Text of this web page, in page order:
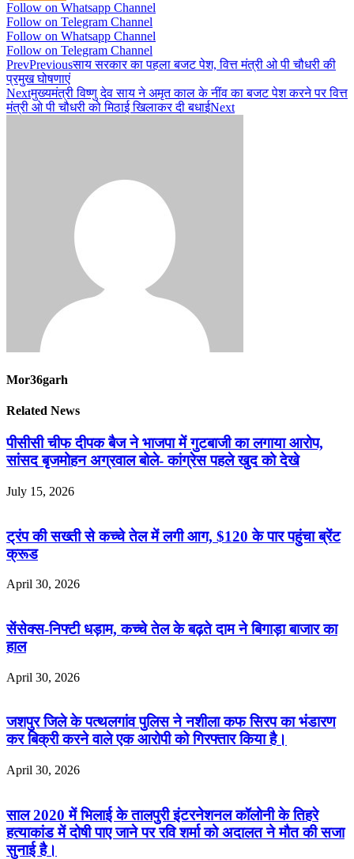
Follow on Whatsapp Channel
Follow on Telegram Channel
Follow on Whatsapp Channel
Follow on Telegram Channel
PrevPreviousसाय सरकार का पहला बजट पेश, वित्त मंत्री ओ पी चौधरी की
प्रमुख घोषणाएं
Nextमुख्यमंत्री विष्णु देव साय ने अमृत काल के नींव का बजट पेश करने पर वित्त
मंत्री ओ पी चौधरी को मिठाई खिलाकर दी बधाईNext
Mor36garh
Related News
पीसीसी चीफ दीपक बैज ने भाजपा में गुटबाजी का लगाया आरोप,
सांसद बृजमोहन अग्रवाल बोले- कांग्रेस पहले खुद को देखे
July 15, 2026
ट्रंप की सख्ती से कच्चे तेल में लगी आग, $120 के पार पहुंचा ब्रेंट
क्रूड
April 30, 2026
सेंसेक्स-निफ्टी धड़ाम, कच्चे तेल के बढ़ते दाम ने बिगाड़ा बाजार का
हाल
April 30, 2026
जशपुर जिले के पत्थलगांव पुलिस ने नशीला कफ सिरप का भंडारण
कर बिक्री करने वाले एक आरोपी को गिरफ्तार किया है।
April 30, 2026
साल 2020 में भिलाई के तालपुरी इंटरनेशनल कॉलोनी के तिहरे
हत्याकांड में दोषी पाए जाने पर रवि शर्मा को अदालत ने मौत की सजा
सुनाई है।